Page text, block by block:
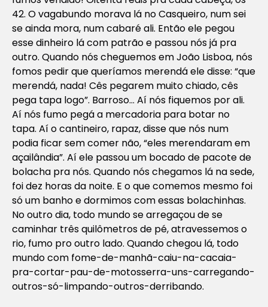
42. O vagabundo morava lá no Casqueiro, num sei
se ainda mora, num cabaré ali. Então ele pegou
esse dinheiro lá com patrão e passou nós já pra
outro. Quando nós cheguemos em João Lisboa, nós
fomos pedir que queríamos merendá ele disse: “que
merendá, nada! Cês pegarem muito chiado, cês
pega tapa logo”. Barroso… Aí nós fiquemos por ali.
Aí nós fumo pegá a mercadoria para botar no
tapa. Aí o cantineiro, rapaz, disse que nós num
podia ficar sem comer não, “eles merendaram em
açailândia”. Aí ele passou um bocado de pacote de
bolacha pra nós. Quando nós chegamos lá na sede,
foi dez horas da noite. E o que comemos mesmo foi
só um banho e dormimos com essas bolachinhas.
No outro dia, todo mundo se arregaçou de se
caminhar três quilômetros de pé, atravessemos o
rio, fumo pro outro lado. Quando chegou lá, todo
mundo com fome-de-manhã-caiu-na-cacaia-
pra-cortar-pau-de-motosserra-uns-carregando-
outros-só-limpando-outros-derribando.